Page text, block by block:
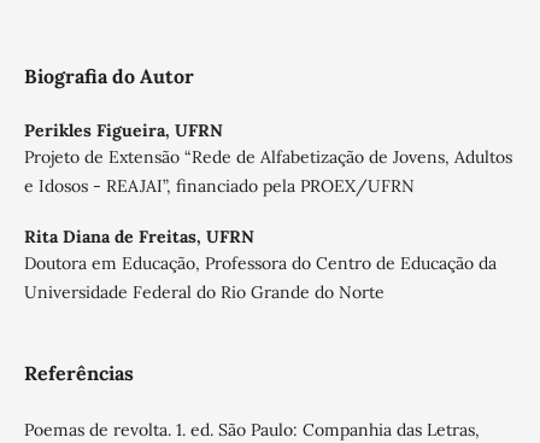
Biografia do Autor
Perikles Figueira, UFRN
Projeto de Extensão “Rede de Alfabetização de Jovens, Adultos
e Idosos - REAJAI”, financiado pela PROEX/UFRN
Rita Diana de Freitas, UFRN
Doutora em Educação, Professora do Centro de Educação da
Universidade Federal do Rio Grande do Norte
Referências
Poemas de revolta. 1. ed. São Paulo: Companhia das Letras,